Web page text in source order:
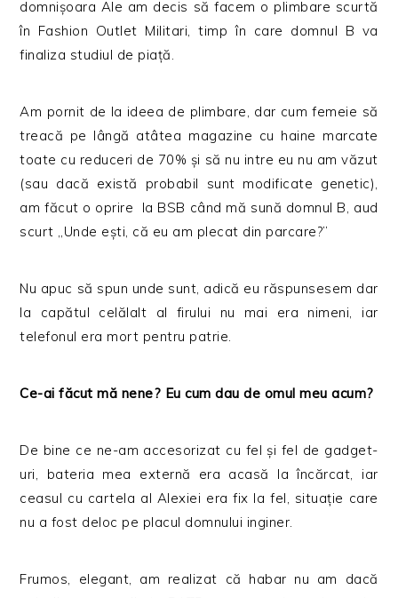
domnișoara Ale am decis să facem o plimbare scurtă
în Fashion Outlet Militari, timp în care domnul B va
finaliza studiul de piață.
Am pornit de la ideea de plimbare, dar cum femeie să
treacă pe lângă atâtea magazine cu haine marcate
toate cu reduceri de 70% și să nu intre eu nu am văzut
(sau dacă există probabil sunt modificate genetic),
am făcut o oprire la BSB când mă sună domnul B, aud
scurt „Unde ești, că eu am plecat din parcare?”
Nu apuc să spun unde sunt, adică eu răspunsesem dar
la capătul celălalt al firului nu mai era nimeni, iar
telefonul era mort pentru patrie.
Ce-ai făcut mă nene? Eu cum dau de omul meu acum?
De bine ce ne-am accesorizat cu fel și fel de gadget-
uri, bateria mea externă era acasă la încărcat, iar
ceasul cu cartela al Alexiei era fix la fel, situație care
nu a fost deloc pe placul domnului inginer.
Frumos, elegant, am realizat că habar nu am dacă